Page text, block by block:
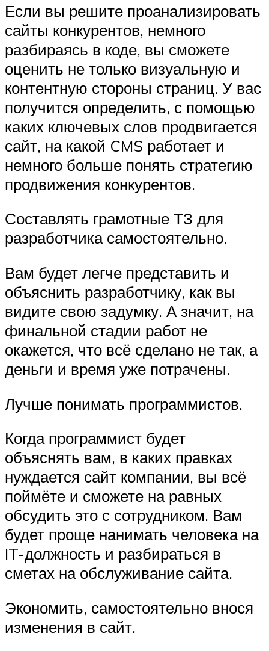
Если вы решите проанализировать
сайты конкурентов, немного
разбираясь в коде, вы сможете
оценить не только визуальную и
контентную стороны страниц. У вас
получится определить, с помощью
каких ключевых слов продвигается
сайт, на какой CMS работает и
немного больше понять стратегию
продвижения конкурентов.
Составлять грамотные ТЗ для
разработчика самостоятельно.
Вам будет легче представить и
объяснить разработчику, как вы
видите свою задумку. А значит, на
финальной стадии работ не
окажется, что всё сделано не так, а
деньги и время уже потрачены.
Лучше понимать программистов.
Когда программист будет
объяснять вам, в каких правках
нуждается сайт компании, вы всё
поймёте и сможете на равных
обсудить это с сотрудником. Вам
будет проще нанимать человека на
IT-должность и разбираться в
сметах на обслуживание сайта.
Экономить, самостоятельно внося
изменения в сайт.